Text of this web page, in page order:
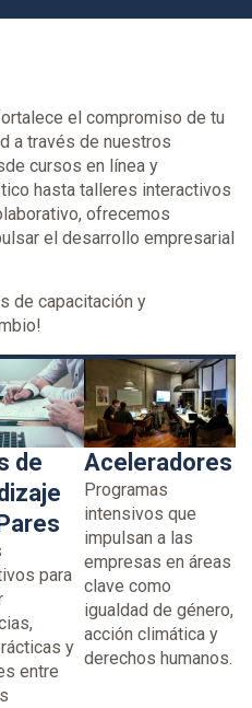
el compromiso de tu
a través de nuestros
cursos en línea y
hasta talleres interactivos
ofrecemos
el desarrollo empresarial
de capacitación y
de
para
y
entre
Aceleradores​
Programas
intensivos que
impulsan a las
empresas en áreas
clave como
igualdad de género,
acción climática y
derechos humanos.